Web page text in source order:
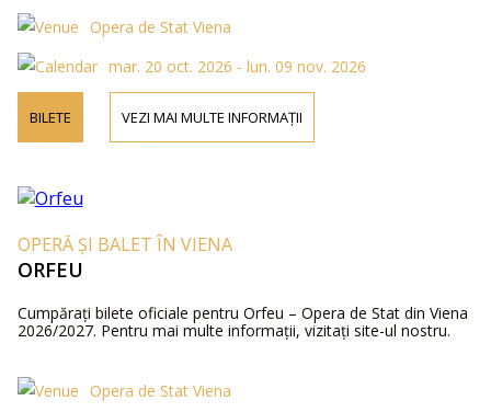
Opera de Stat Viena
mar. 20 oct. 2026 - lun. 09 nov. 2026
BILETE VEZI MAI MULTE INFORMAȚII
OPERĂ ȘI BALET ÎN VIENA
ORFEU
Cumpărați bilete oficiale pentru Orfeu – Opera de Stat din Viena
2026/2027. Pentru mai multe informații, vizitați site-ul nostru.
Opera de Stat Viena